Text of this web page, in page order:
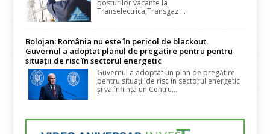
posturilor vacante la
Transelectrica,Transgaz ...
Bolojan: România nu este în pericol de blackout.
Guvernul a adoptat planul de pregătire pentru pentru
situații de risc în sectorul energetic
Guvernul a adoptat un plan de pregătire
pentru situații de risc în sectorul energetic
și va înființa un Centru...